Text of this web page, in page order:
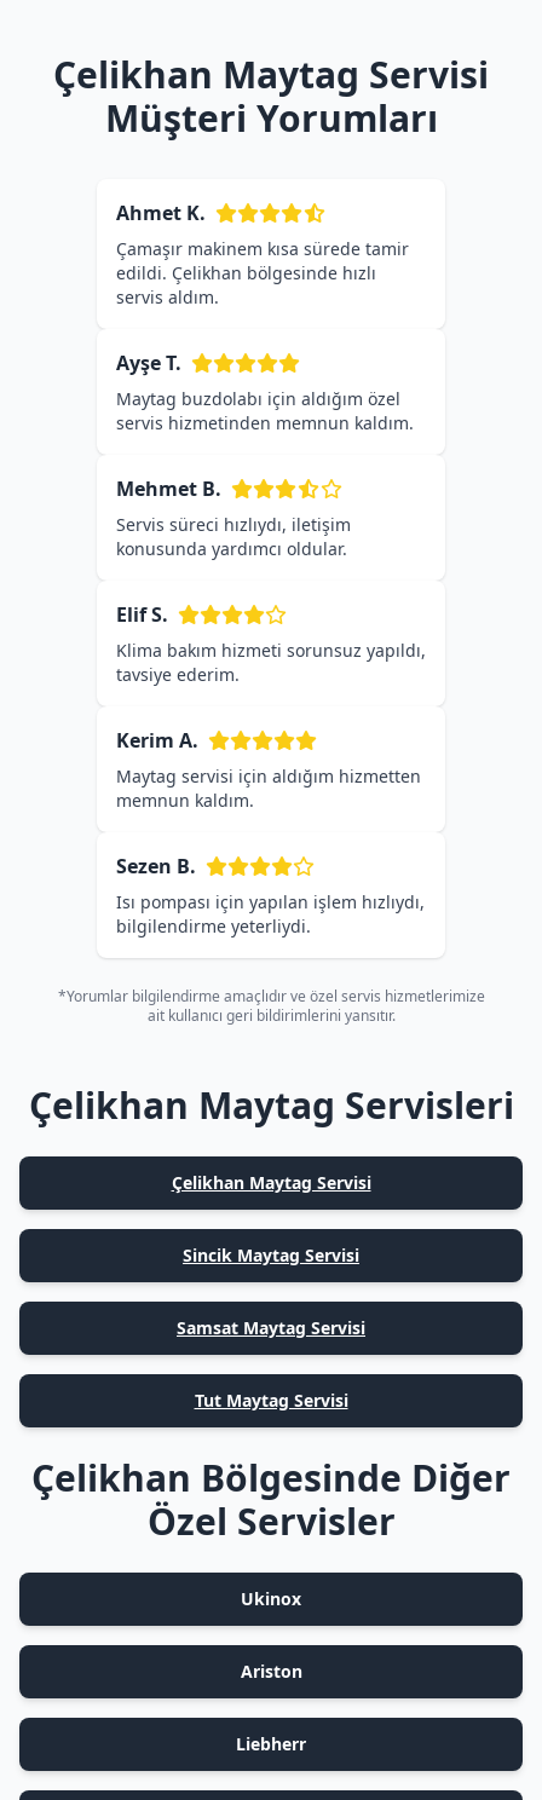
Çelikhan Maytag Servisi
Müşteri Yorumları
Ahmet K.
Çamaşır makinem kısa sürede tamir
edildi. Çelikhan bölgesinde hızlı
servis aldım.
Ayşe T.
Maytag buzdolabı için aldığım özel
servis hizmetinden memnun kaldım.
Mehmet B.
Servis süreci hızlıydı, iletişim
konusunda yardımcı oldular.
Elif S.
Klima bakım hizmeti sorunsuz yapıldı,
tavsiye ederim.
Kerim A.
Maytag servisi için aldığım hizmetten
memnun kaldım.
Sezen B.
Isı pompası için yapılan işlem hızlıydı,
bilgilendirme yeterliydi.
*Yorumlar bilgilendirme amaçlıdır ve özel servis hizmetlerimize
ait kullanıcı geri bildirimlerini yansıtır.
Çelikhan Maytag Servisleri
Çelikhan Maytag Servisi
Sincik Maytag Servisi
Samsat Maytag Servisi
Tut Maytag Servisi
Çelikhan Bölgesinde Diğer
Özel Servisler
Ukinox
Ariston
Liebherr